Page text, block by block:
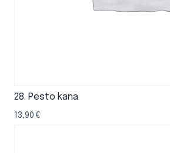
28. Pesto kana
13,90 €